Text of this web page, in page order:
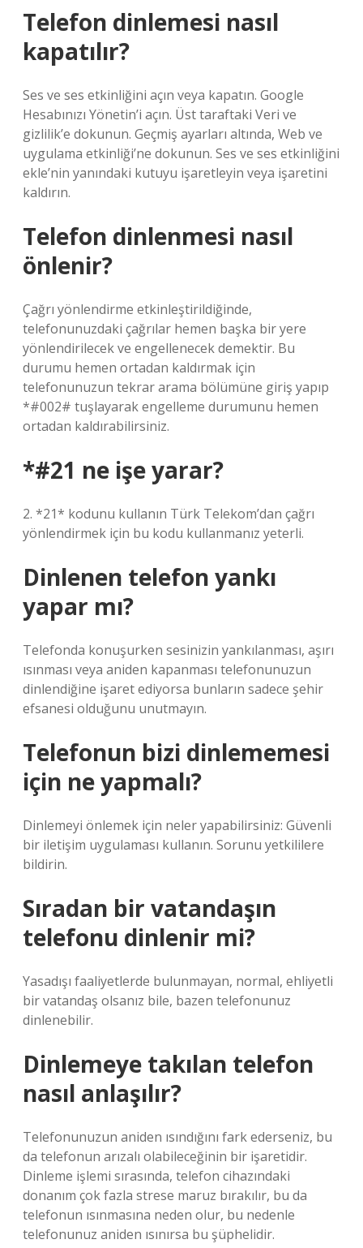
Telefon dinlemesi nasıl
kapatılır?
Ses ve ses etkinliğini açın veya kapatın. Google
Hesabınızı Yönetin’i açın. Üst taraftaki Veri ve
gizlilik’e dokunun. Geçmiş ayarları altında, Web ve
uygulama etkinliği’ne dokunun. Ses ve ses etkinliğini
ekle’nin yanındaki kutuyu işaretleyin veya işaretini
kaldırın.
Telefon dinlenmesi nasıl
önlenir?
Çağrı yönlendirme etkinleştirildiğinde,
telefonunuzdaki çağrılar hemen başka bir yere
yönlendirilecek ve engellenecek demektir. Bu
durumu hemen ortadan kaldırmak için
telefonunuzun tekrar arama bölümüne giriş yapıp
*#002# tuşlayarak engelleme durumunu hemen
ortadan kaldırabilirsiniz.
*#21 ne işe yarar?
2. *21* kodunu kullanın Türk Telekom’dan çağrı
yönlendirmek için bu kodu kullanmanız yeterli.
Dinlenen telefon yankı
yapar mı?
Telefonda konuşurken sesinizin yankılanması, aşırı
ısınması veya aniden kapanması telefonunuzun
dinlendiğine işaret ediyorsa bunların sadece şehir
efsanesi olduğunu unutmayın.
Telefonun bizi dinlememesi
için ne yapmalı?
Dinlemeyi önlemek için neler yapabilirsiniz: Güvenli
bir iletişim uygulaması kullanın. Sorunu yetkililere
bildirin.
Sıradan bir vatandaşın
telefonu dinlenir mi?
Yasadışı faaliyetlerde bulunmayan, normal, ehliyetli
bir vatandaş olsanız bile, bazen telefonunuz
dinlenebilir.
Dinlemeye takılan telefon
nasıl anlaşılır?
Telefonunuzun aniden ısındığını fark ederseniz, bu
da telefonun arızalı olabileceğinin bir işaretidir.
Dinleme işlemi sırasında, telefon cihazındaki
donanım çok fazla strese maruz bırakılır, bu da
telefonun ısınmasına neden olur, bu nedenle
telefonunuz aniden ısınırsa bu şüphelidir.